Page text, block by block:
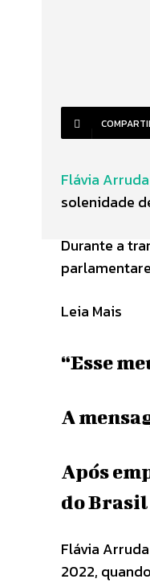
Flávia Arruda
solenidade
Durante a
Leia Mais
“Esse
A
Após
do Brasil
Flávia
2022,